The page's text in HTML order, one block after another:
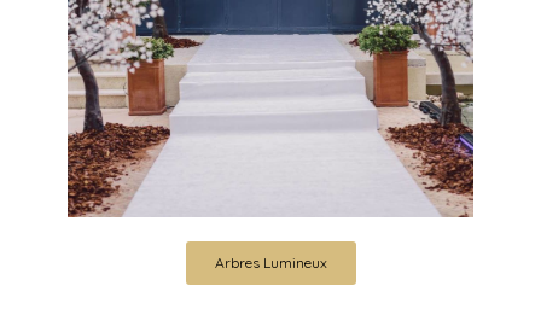
Arbres Lumineux